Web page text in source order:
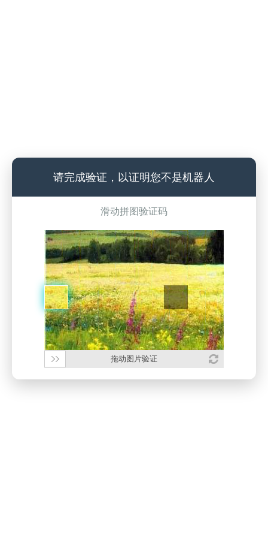
请完成验证，以证明您不是机器人
滑动拼图验证码
拖动图片验证